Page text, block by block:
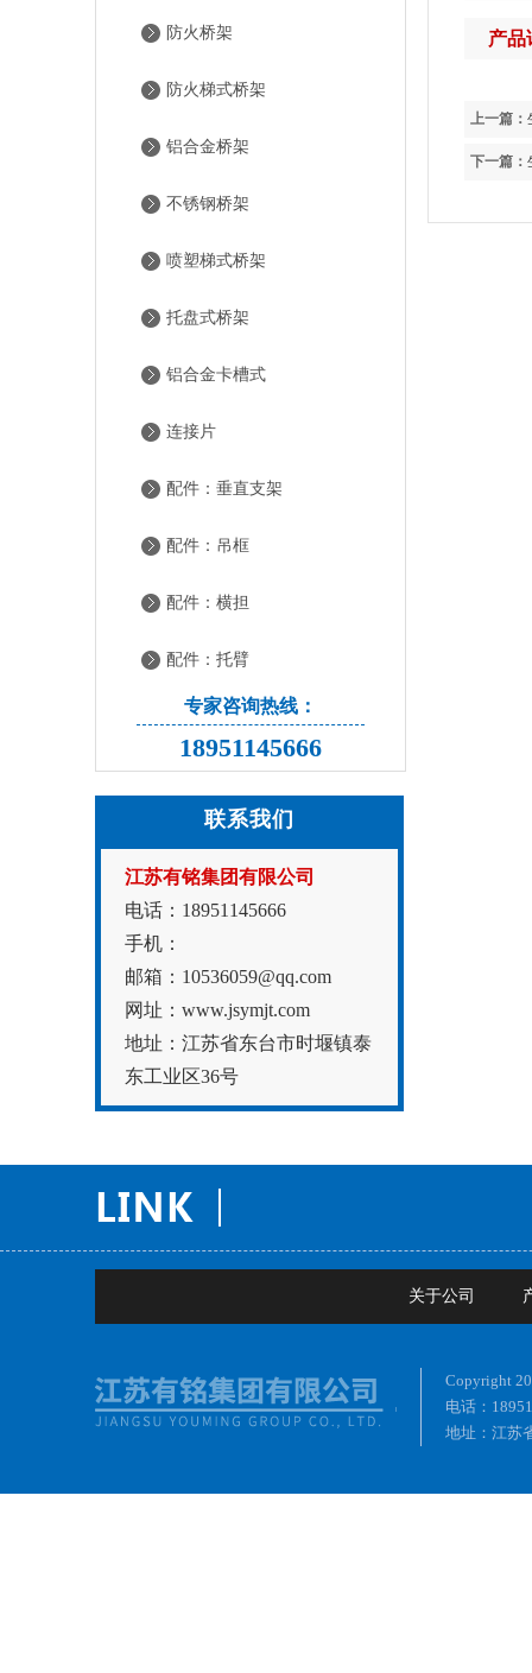
防火桥架
防火梯式桥架
铝合金桥架
不锈钢桥架
喷塑梯式桥架
托盘式桥架
铝合金卡槽式
连接片
配件：垂直支架
配件：吊框
配件：横担
配件：托臂
专家咨询热线：
18951145666
联系我们
江苏有铭集团有限公司
电话：18951145666
手机：
邮箱：10536059@qq.com
网址：www.jsymjt.com
地址：江苏省东台市时堰镇泰
东工业区36号
产品
上一篇：
下一篇：
关于公司
Copyright
电话：
地址：江苏